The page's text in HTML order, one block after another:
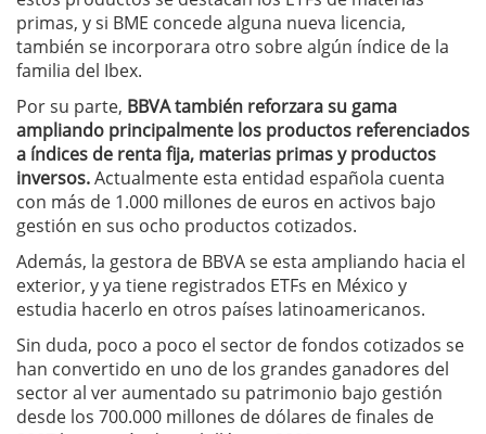
primas, y si BME concede alguna nueva licencia,
también se incorporara otro sobre algún índice de la
familia del Ibex.
Por su parte, BBVA también reforzara su gama
ampliando principalmente los productos referenciados
a índices de renta fija, materias primas y productos
inversos.Actualmente esta entidad española cuenta
con más de 1.000 millones de euros en activos bajo
gestión en sus ocho productos cotizados.
Además, la gestora de BBVA se esta ampliando hacia el
exterior, y ya tiene registrados ETFs en México y
estudia hacerlo en otros países latinoamericanos.
Sin duda, poco a poco el sector de fondos cotizados se
han convertido en uno de los grandes ganadores del
sector al ver aumentado su patrimonio bajo gestión
desde los 700.000 millones de dólares de finales de